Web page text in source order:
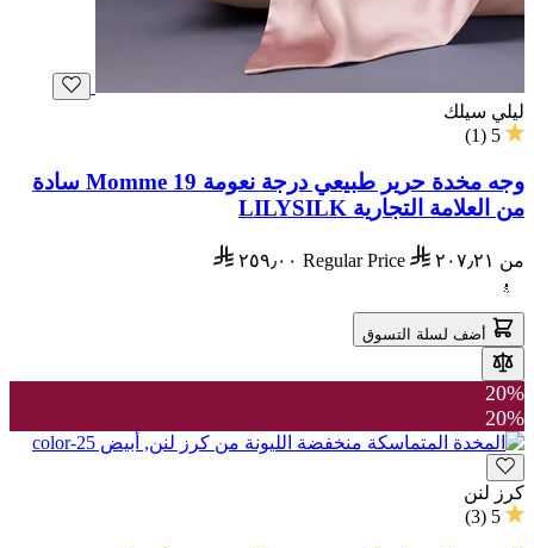
ليلي سيلك
5
(
1
)
وجه مخدة حرير طبيعي درجة نعومة 19 Momme سادة
من العلامة التجارية LILYSILK
من ٢٠٧٫٢١ Regular Price ٢٥٩٫٠٠
أضف لسلة التسوق
20%
20%
كرز لنن
5
(
3
)